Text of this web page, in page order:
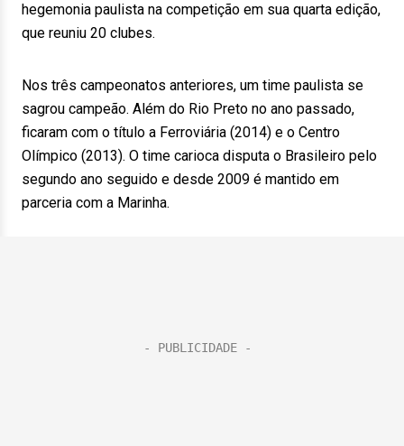
hegemonia paulista na competição em sua quarta edição,
que reuniu 20 clubes.
Nos três campeonatos anteriores, um time paulista se
sagrou campeão. Além do Rio Preto no ano passado,
ficaram com o título a Ferroviária (2014) e o Centro
Olímpico (2013). O time carioca disputa o Brasileiro pelo
segundo ano seguido e desde 2009 é mantido em
parceria com a Marinha.